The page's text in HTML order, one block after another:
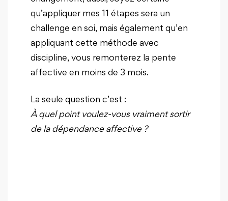
qu’appliquer mes 11 étapes sera un
challenge en soi, mais également qu’en
appliquant cette méthode avec
discipline, vous remonterez la pente
affective en moins de 3 mois.
La seule question c’est :
À quel point voulez-vous vraiment sortir
de la dépendance affective ?